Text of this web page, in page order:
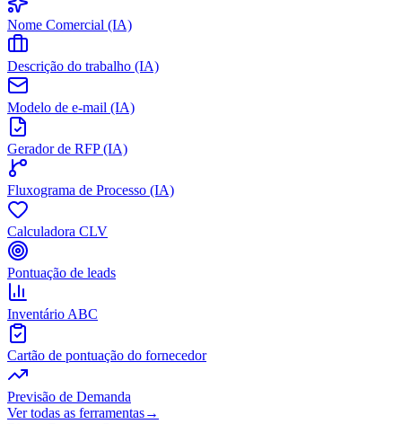
Nome Comercial (IA)
Descrição do trabalho (IA)
Modelo de e-mail (IA)
Gerador de RFP (IA)
Fluxograma de Processo (IA)
Calculadora CLV
Pontuação de leads
Inventário ABC
Cartão de pontuação do fornecedor
Previsão de Demanda
Ver todas as ferramentas→